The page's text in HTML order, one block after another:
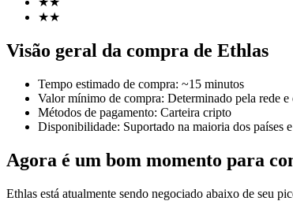
Futuros usando USDT como garantia
★★
Visão geral da compra de Ethlas
Tempo estimado de compra: ~15 minutos
Valor mínimo de compra: Determinado pela rede e
Métodos de pagamento: Carteira cripto
Disponibilidade: Suportado na maioria dos países
Agora é um bom momento para
Ethlas está atualmente sendo negociado abaixo de seu